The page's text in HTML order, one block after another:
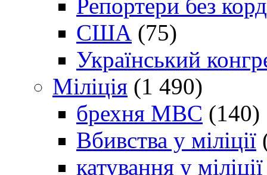
Репортери без
США (75)
Український
Міліція (1 490)
брехня МВС (140)
Вбивства у міліції
катування у міліції